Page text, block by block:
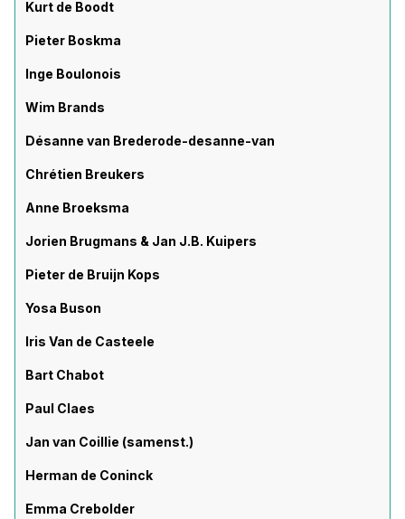
Kurt de Boodt
Pieter Boskma
Inge Boulonois
Wim Brands
Désanne van Brederode-desanne-van
Chrétien Breukers
Anne Broeksma
Jorien Brugmans & Jan J.B. Kuipers
Pieter de Bruijn Kops
Yosa Buson
Iris Van de Casteele
Bart Chabot
Paul Claes
Jan van Coillie (samenst.)
Herman de Coninck
Emma Crebolder